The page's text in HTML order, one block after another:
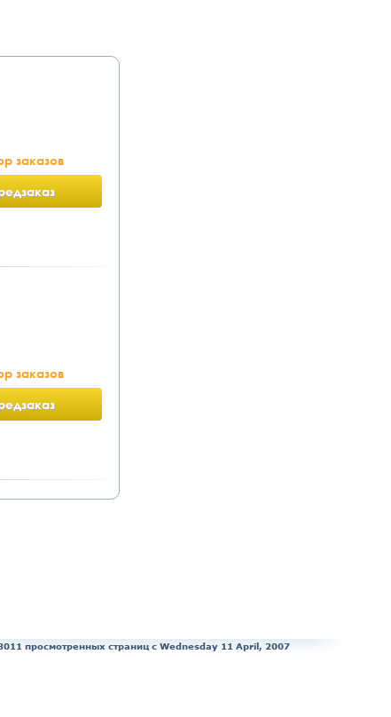
заказов
заказов
просмотренных страниц c Wednesday 11 April, 2007